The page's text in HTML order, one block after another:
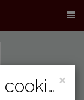
×
Politique relative aux cookies